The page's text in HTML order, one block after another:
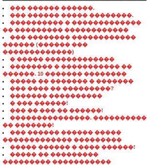
��� ������ ������.
��� ������ ����� ��������.
���������� � �������������
�� ��������� ������������
��� �������� ������������
������ (������ ���
�������������)
� ����� �������������
�������� � ����������� ��
������. 10 ������� ��������
����� �� ������� � �������
��� ���� �� ���������?
������� ����������
� ��� ������!
��� �� ��� �� ������!
���������������. ����������
�� �������!
��� ������ ������ �����
������������� ���������
����� ������ � ���� ������!
����� �� ���������
��������� �����������